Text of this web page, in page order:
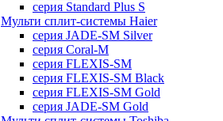
серия Standard Plus S
Мульти сплит-системы Haier
серия JADE-SM Silver
серия Coral-M
серия FLEXIS-SM
серия FLEXIS-SM Black
серия FLEXIS-SM Gold
серия JADE-SM Gold